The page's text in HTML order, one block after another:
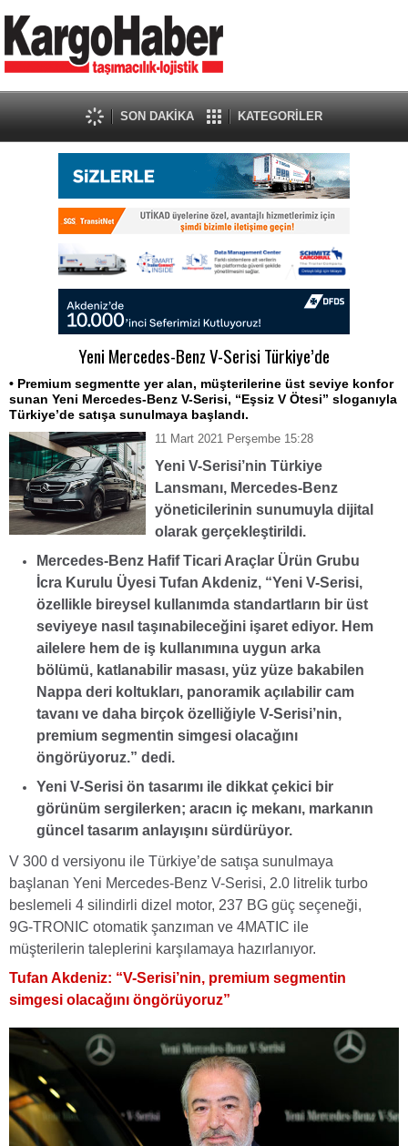
SON DAKİKA KATEGORİLER
Yeni Mercedes-Benz V-Serisi Türkiye’de
• Premium segmentte yer alan, müşterilerine üst seviye konfor
sunan Yeni Mercedes-Benz V-Serisi, “Eşsiz V Ötesi” sloganıyla
Türkiye’de satışa sunulmaya başlandı.
11 Mart 2021 Perşembe 15:28
Yeni V-Serisi’nin Türkiye
Lansmanı, Mercedes-Benz
yöneticilerinin sunumuyla dijital
olarak gerçekleştirildi.
Mercedes-Benz Hafif Ticari Araçlar Ürün Grubu
İcra Kurulu Üyesi Tufan Akdeniz, “Yeni V-Serisi,
özellikle bireysel kullanımda standartların bir üst
seviyeye nasıl taşınabileceğini işaret ediyor. Hem
ailelere hem de iş kullanımına uygun arka
bölümü, katlanabilir masası, yüz yüze bakabilen
Nappa deri koltukları, panoramik açılabilir cam
tavanı ve daha birçok özelliğiyle V-Serisi’nin,
premium segmentin simgesi olacağını
öngörüyoruz.” dedi.
Yeni V-Serisi ön tasarımı ile dikkat çekici bir
görünüm sergilerken; aracın iç mekanı, markanın
güncel tasarım anlayışını sürdürüyor.
V 300 d versiyonu ile Türkiye’de satışa sunulmaya
başlanan Yeni Mercedes-Benz V-Serisi, 2.0 litrelik turbo
beslemeli 4 silindirli dizel motor, 237 BG güç seçeneği,
9G-TRONIC otomatik şanzıman ve 4MATIC ile
müşterilerin taleplerini karşılamaya hazırlanıyor.
Tufan Akdeniz: “V-Serisi’nin, premium segmentin
simgesi olacağını öngörüyoruz”